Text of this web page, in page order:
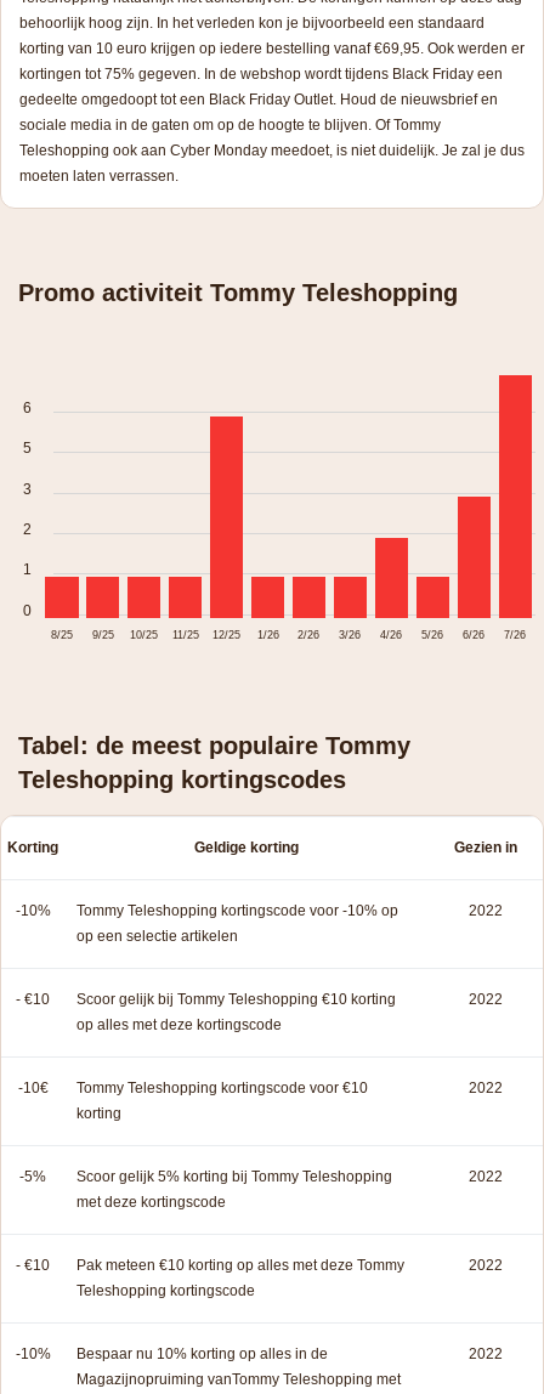
behoorlijk hoog zijn. In het verleden kon je bijvoorbeeld een standaard
korting van 10 euro krijgen op iedere bestelling vanaf €69,95. Ook werden er
kortingen tot 75% gegeven. In de webshop wordt tijdens Black Friday een
gedeelte omgedoopt tot een Black Friday Outlet. Houd de nieuwsbrief en
sociale media in de gaten om op de hoogte te blijven. Of Tommy
Teleshopping ook aan Cyber Monday meedoet, is niet duidelijk. Je zal je dus
moeten laten verrassen.
Promo activiteit Tommy Teleshopping
6
5
3
2
1
0
8/25 9/25 10/25 11/25 12/25 1/26 2/26 3/26 4/26 5/26 6/26 7/26
Tabel: de meest populaire Tommy
Teleshopping kortingscodes
Korting Geldige korting Gezien in
-10%
Tommy Teleshopping kortingscode voor -10% op
op een selectie artikelen
2022
- €10
Scoor gelijk bij Tommy Teleshopping €10 korting
op alles met deze kortingscode
2022
-10€
Tommy Teleshopping kortingscode voor €10
korting
2022
-5%
Scoor gelijk 5% korting bij Tommy Teleshopping
met deze kortingscode
2022
- €10
Pak meteen €10 korting op alles met deze Tommy
Teleshopping kortingscode
2022
-10%
Bespaar nu 10% korting op alles in de
Magazijnopruiming vanTommy Teleshopping met
2022